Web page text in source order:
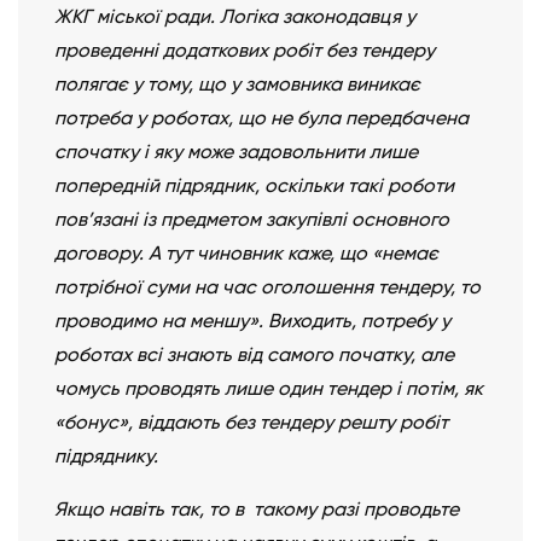
ЖКГ міської ради. Логіка законодавця у
проведенні додаткових робіт без тендеру
полягає у тому, що у замовника виникає
потреба у роботах, що не була передбачена
спочатку і яку може задовольнити лише
попередній підрядник, оскільки такі роботи
пов’язані із предметом закупівлі основного
договору. А тут чиновник каже, що «немає
потрібної суми на час оголошення тендеру, то
проводимо на меншу». Виходить, потребу у
роботах всі знають від самого початку, але
чомусь проводять лише один тендер і потім, як
«бонус», віддають без тендеру решту робіт
підряднику.
Якщо навіть так, то в такому разі проводьте